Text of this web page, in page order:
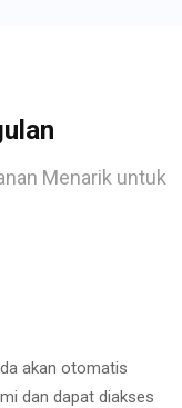
Menarik untuk
akan otomatis
dan dapat diakses